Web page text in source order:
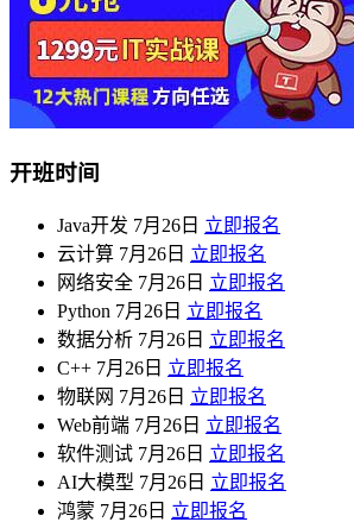
开班时间
Java开发 7月26日 立即报名
云计算 7月26日 立即报名
网络安全 7月26日 立即报名
Python 7月26日 立即报名
数据分析 7月26日 立即报名
C++ 7月26日 立即报名
物联网 7月26日 立即报名
Web前端 7月26日 立即报名
软件测试 7月26日 立即报名
AI大模型 7月26日 立即报名
鸿蒙 7月26日 立即报名